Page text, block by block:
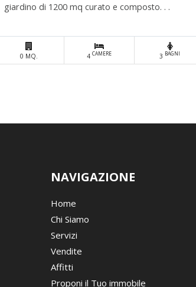
giardino di 1200 mq curato e composto. . .
0 MQ. 4CAMERE 3 BAGNI
NAVIGAZIONE
Home
Chi Siamo
Servizi
Vendite
Affitti
Proponi il Tuo immobile